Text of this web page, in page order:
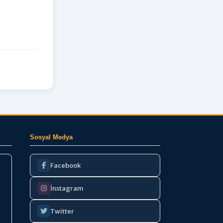
Sosyal Medya
Facebook
İnstagram
Twitter